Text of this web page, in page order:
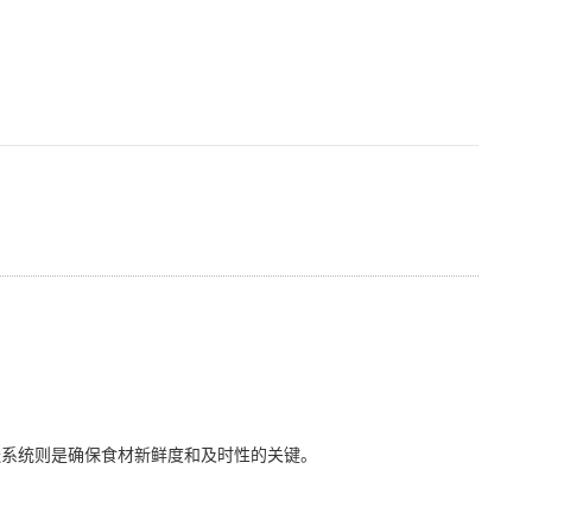
则是确保食材新鲜度和及时性的关键。